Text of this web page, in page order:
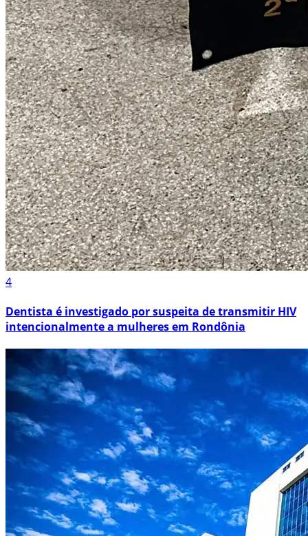
4
Dentista é investigado por suspeita de transmitir HIV
intencionalmente a mulheres em Rondônia